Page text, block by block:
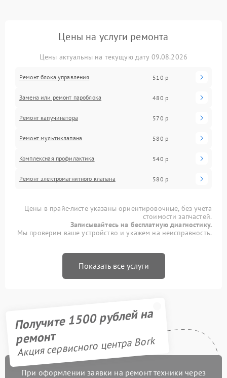
Цены на услуги ремонта
Цены актуальны на текущую дату 09.08.2026
Ремонт блока управления 510 р
Замена или ремонт пароблока 480 р
Ремонт капучинатора 570 р
Ремонт мультиклапана 580 р
Комплексная профилактика 540 р
Ремонт электромагнитного клапана 580 р
Цены в прайс-листе указаны ориентировочные, без учета
стоимости запчастей.
Записывайтесь на бесплатную диагностику.
Мы проверим ваше устройство и укажем на неисправность.
Показать все услуги
Получите 1500 рублей на
ремонт
Акция сервисного центра Bork
При оформлении заявки на ремонт техники через